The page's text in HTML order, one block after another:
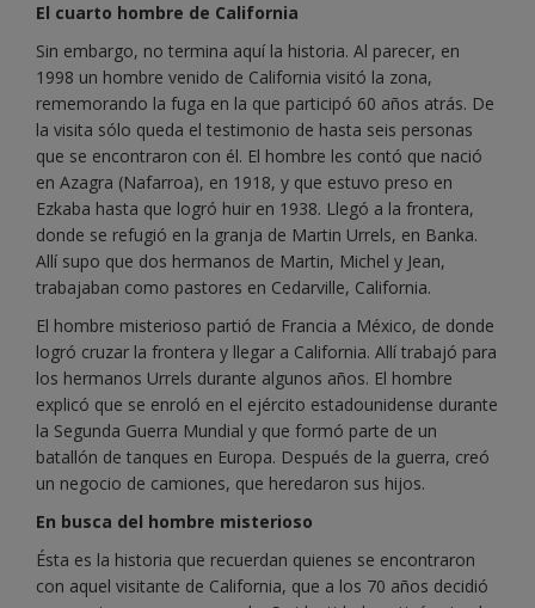
El cuarto hombre de California
Sin embargo, no termina aquí la historia. Al parecer, en
1998 un hombre venido de California visitó la zona,
rememorando la fuga en la que participó 60 años atrás. De
la visita sólo queda el testimonio de hasta seis personas
que se encontraron con él. El hombre les contó que nació
en Azagra (Nafarroa), en 1918, y que estuvo preso en
Ezkaba hasta que logró huir en 1938. Llegó a la frontera,
donde se refugió en la granja de Martin Urrels, en Banka.
Allí supo que dos hermanos de Martin, Michel y Jean,
trabajaban como pastores en Cedarville, California.
El hombre misterioso partió de Francia a México, de donde
logró cruzar la frontera y llegar a California. Allí trabajó para
los hermanos Urrels durante algunos años. El hombre
explicó que se enroló en el ejército estadounidense durante
la Segunda Guerra Mundial y que formó parte de un
batallón de tanques en Europa. Después de la guerra, creó
un negocio de camiones, que heredaron sus hijos.
En busca del hombre misterioso
Ésta es la historia que recuerdan quienes se encontraron
con aquel visitante de California, que a los 70 años decidió